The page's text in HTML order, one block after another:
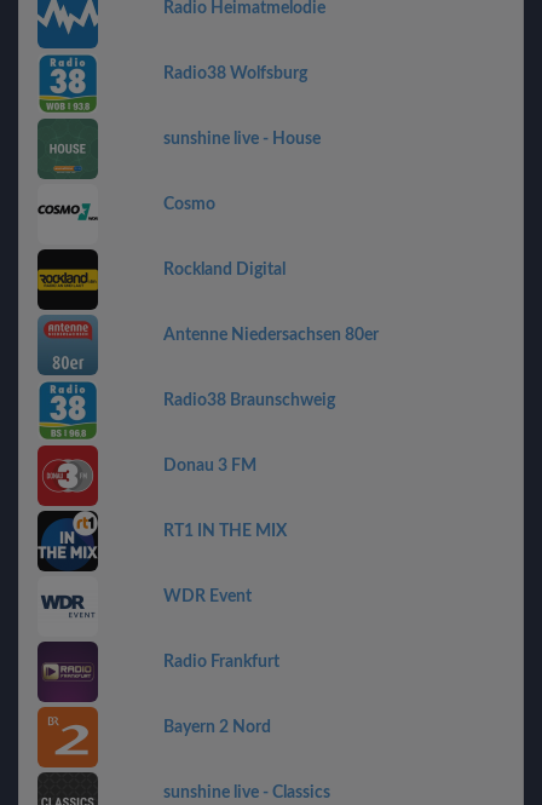
Radio Heimatmelodie
Radio38 Wolfsburg
sunshine live - House
Cosmo
Rockland Digital
Antenne Niedersachsen 80er
Radio38 Braunschweig
Donau 3 FM
RT1 IN THE MIX
WDR Event
Radio Frankfurt
Bayern 2 Nord
sunshine live - Classics